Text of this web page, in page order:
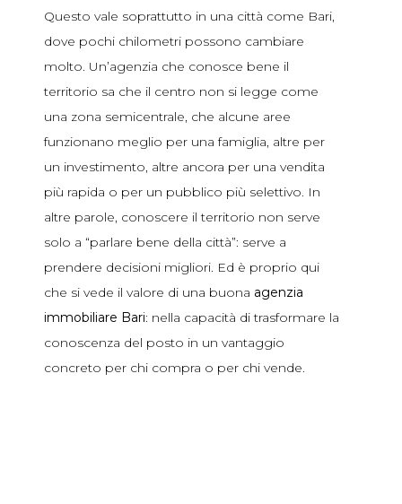
Questo vale soprattutto in una città come Bari,
dove pochi chilometri possono cambiare
molto. Un’agenzia che conosce bene il
territorio sa che il centro non si legge come
una zona semicentrale, che alcune aree
funzionano meglio per una famiglia, altre per
un investimento, altre ancora per una vendita
più rapida o per un pubblico più selettivo. In
altre parole, conoscere il territorio non serve
solo a “parlare bene della città”: serve a
prendere decisioni migliori. Ed è proprio qui
che si vede il valore di una buona agenzia
immobiliare Bari: nella capacità di trasformare la
conoscenza del posto in un vantaggio
concreto per chi compra o per chi vende.